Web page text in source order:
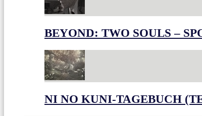
BEYOND: TWO SOULS –
NI NO KUNI-TAGEBUCH